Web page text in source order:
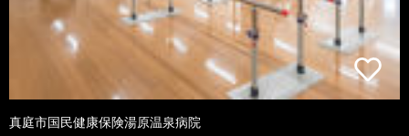
真庭市国民健康保険湯原温泉病院